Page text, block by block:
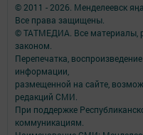
© 2011 - 2026. Менделеевск
Все права защищены.
© ТАТМЕДИА. Все материалы,
законом.
Перепечатка,
информации,
размещенной на сайте,
редакций СМИ.
При поддержке
коммуникациям.